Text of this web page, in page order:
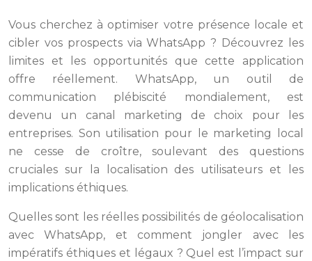
Vous cherchez à optimiser votre présence locale et
cibler vos prospects via WhatsApp ? Découvrez les
limites et les opportunités que cette application
offre réellement. WhatsApp, un outil de
communication plébiscité mondialement, est
devenu un canal marketing de choix pour les
entreprises. Son utilisation pour le marketing local
ne cesse de croître, soulevant des questions
cruciales sur la localisation des utilisateurs et les
implications éthiques.
Quelles sont les réelles possibilités de géolocalisation
avec WhatsApp, et comment jongler avec les
impératifs éthiques et légaux ? Quel est l’impact sur